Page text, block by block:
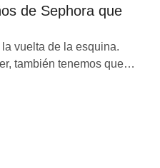
de Sephora que
vuelta de la esquina.
también tenemos que
Las girlies saben